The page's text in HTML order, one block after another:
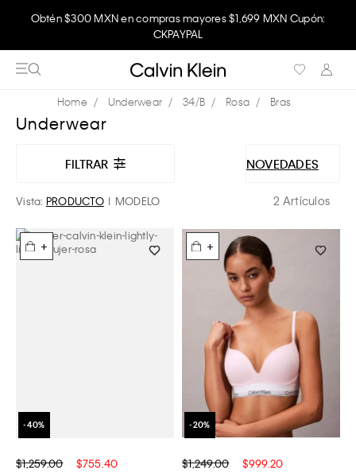
Obtén $300 MXN en compras mayores $1,699 MXN Cupón:
CKPAYPAL
Underwear 34/B Rosa Bras
Underwear
FILTRAR NOVEDADES
Vista: PRODUCTO MODELO 2 Artículos
+
$1,259.00 $755.40
+
$1,249.00 $999.20